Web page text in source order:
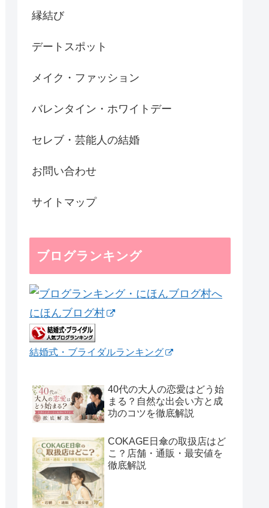
縁結び
デートスポット
メイク・ファッション
バレンタイン・ホワイトデー
セレブ・芸能人の結婚
お問い合わせ
サイトマップ
ブログランキング
にほんブログ村
結婚式・ブライダルランキング
40代の大人の恋愛はどう始
まる？自然な出会い方と成
功のコツを徹底解説
COKAGE日傘の取扱店はど
こ？店舗・通販・最安値を
徹底解説